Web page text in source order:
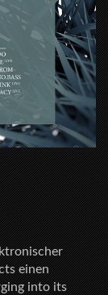
einen
into its